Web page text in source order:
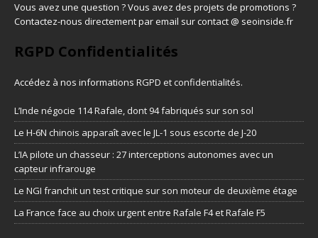
Vous avez une question ? Vous avez des projets de promotions ?
Contactez-nous directement par email sur contact @ seoinside.fr
RGPD Confidentialités
Accédez à nos informations RGPD et confidentialités.
L’Inde négocie 114 Rafale, dont 94 fabriqués sur son sol
Le H-6N chinois apparaît avec le JL-1 sous escorte de J-20
L’IA pilote un chasseur : 27 interceptions autonomes avec un
capteur infrarouge
Le NGI franchit un test critique sur son moteur de deuxième étage
La France face au choix urgent entre Rafale F4 et Rafale F5